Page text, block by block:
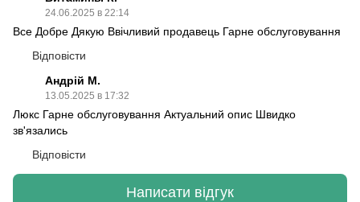
24.06.2025 в 22:14
Все Добре Дякую Ввічливий продавець Гарне обслуговування
Відповісти
Андрій М.
13.05.2025 в 17:32
Люкс Гарне обслуговування Актуальний опис Швидко
зв'язались
Відповісти
Написати відгук